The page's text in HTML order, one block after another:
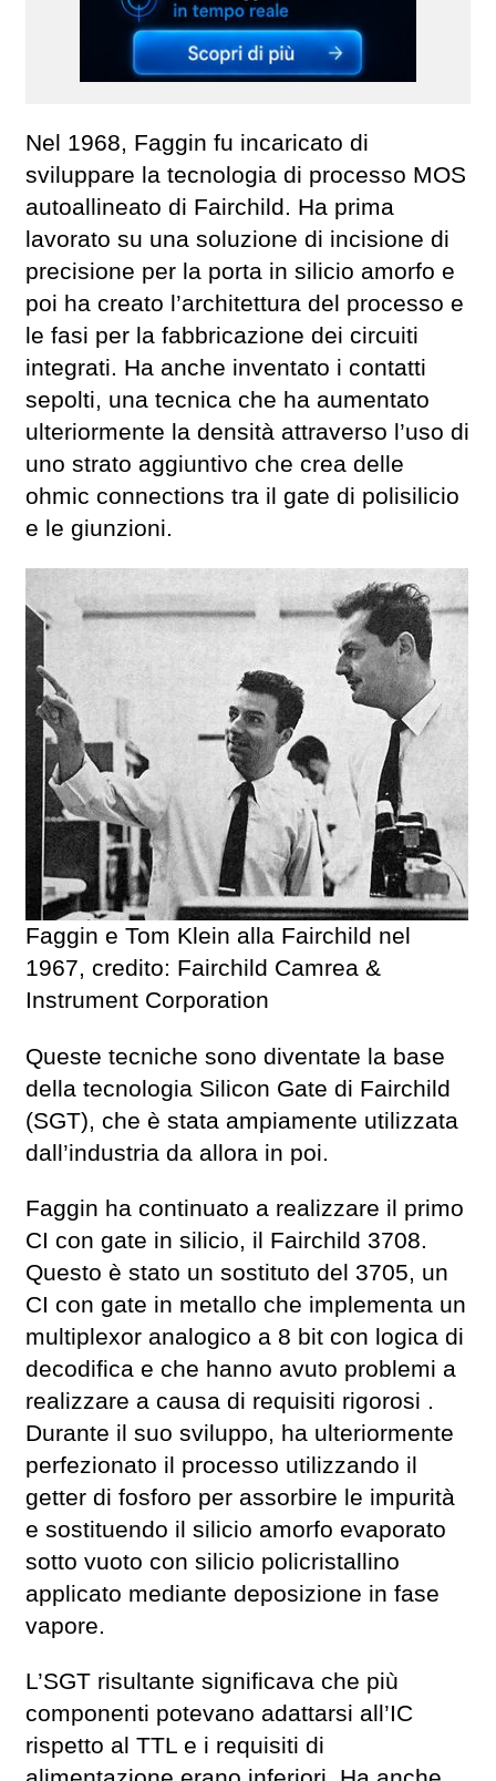
Nel 1968, Faggin fu incaricato di
sviluppare la tecnologia di processo MOS
autoallineato di Fairchild. Ha prima
lavorato su una soluzione di incisione di
precisione per la porta in silicio amorfo e
poi ha creato l’architettura del processo e
le fasi per la fabbricazione dei circuiti
integrati. Ha anche inventato i contatti
sepolti, una tecnica che ha aumentato
ulteriormente la densità attraverso l’uso di
uno strato aggiuntivo che crea delle
ohmic connections tra il gate di polisilicio
e le giunzioni.
Faggin e Tom Klein alla Fairchild nel
1967, credito: Fairchild Camrea &
Instrument Corporation
Queste tecniche sono diventate la base
della tecnologia Silicon Gate di Fairchild
(SGT), che è stata ampiamente utilizzata
dall’industria da allora in poi.
Faggin ha continuato a realizzare il primo
CI con gate in silicio, il Fairchild 3708.
Questo è stato un sostituto del 3705, un
CI con gate in metallo che implementa un
multiplexor analogico a 8 bit con logica di
decodifica e che hanno avuto problemi a
realizzare a causa di requisiti rigorosi .
Durante il suo sviluppo, ha ulteriormente
perfezionato il processo utilizzando il
getter di fosforo per assorbire le impurità
e sostituendo il silicio amorfo evaporato
sotto vuoto con silicio policristallino
applicato mediante deposizione in fase
vapore.
L’SGT risultante significava che più
componenti potevano adattarsi all’IC
rispetto al TTL e i requisiti di